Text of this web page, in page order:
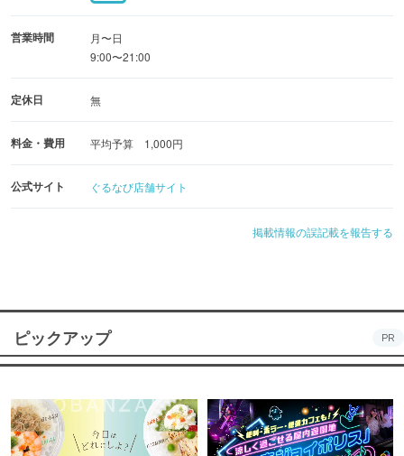
営業時間
月〜日
9:00〜21:00
定休日 無
料金・費用 平均予算 1,000円
公式サイト ぐるなび店舗サイト
掲載情報の誤記載を報告する
ピックアップ PR